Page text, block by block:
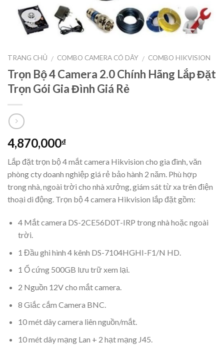
TRANG CHỦ / COMBO CAMERA CÓ DÂY / COMBO HIKVISION
Trọn Bộ 4 Camera 2.0 Chính Hãng Lắp Đặt
Trọn Gói Gia Đình Giá Rẻ
4,870,000₫
Lắp đặt trọn bộ 4 mắt camera Hikvision cho gia đình, văn
phòng cty doanh nghiệp giá rẻ bảo hành 2 năm. Phù hợp
trong nhà, ngoài trời cho nhà xưởng, giám sát từ xa trên điện
thoại di động. Trọn bộ 4 camera Hikvision lắp đặt gồm:
4 Mắt camera DS-2CE56D0T-IRP trong nhà hoặc ngoài
trời.
1 Đầu ghi hình 4 kênh DS-7104HGHI-F1/N HD.
1 Ổ cứng 500GB lưu trữ xem lại.
2 Nguồn 12V cho mắt camera.
8 Giắc cắm Camera BNC.
10 mét dây camera liên nguồn/mắt.
10 mét dây mạng Lan + 2 hạt mạng J45.